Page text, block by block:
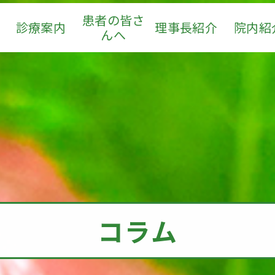
診療案内
患者の皆さ
んへ
理事長紹介 院内紹
コラム